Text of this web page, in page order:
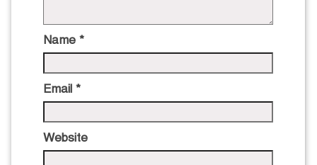
Name *
Email *
Website